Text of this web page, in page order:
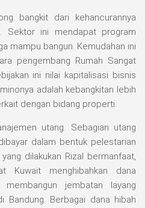
bangkit dari kehancurannya
Sektor ini mendapat program
mampu bangun. Kemudahan ini
pengembang Rumah Sangat
ini nilai kapitalisasi bisnis
adalah kebangkitan lebih
dengan bidang properti.
utang. Sebagian utang
dalam bentuk pelestarian
dilakukan Rizal bermanfaat,
Kuwait menghibahkan dana
jembatan layang
Bandung. Berbagai dana hibah